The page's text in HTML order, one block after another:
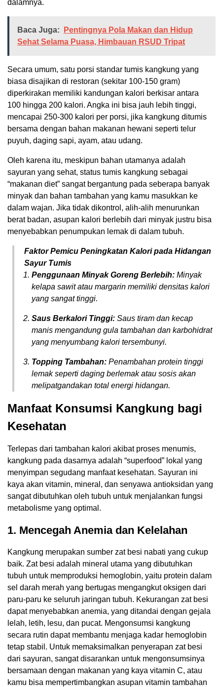
dalamnya.
Baca Juga:
Pentingnya Pola Makan dan Hidup
Sehat Selama Puasa, Himbauan RSUD Tripat
Secara umum, satu porsi standar tumis kangkung yang
biasa disajikan di restoran (sekitar 100-150 gram)
diperkirakan memiliki kandungan kalori berkisar antara
100 hingga 200 kalori. Angka ini bisa jauh lebih tinggi,
mencapai 250-300 kalori per porsi, jika kangkung ditumis
bersama dengan bahan makanan hewani seperti telur
puyuh, daging sapi, ayam, atau udang.
Oleh karena itu, meskipun bahan utamanya adalah
sayuran yang sehat, status tumis kangkung sebagai
“makanan diet” sangat bergantung pada seberapa banyak
minyak dan bahan tambahan yang kamu masukkan ke
dalam wajan. Jika tidak dikontrol, alih-alih menurunkan
berat badan, asupan kalori berlebih dari minyak justru bisa
menyebabkan penumpukan lemak di dalam tubuh.
Faktor Pemicu Peningkatan Kalori pada Hidangan
Sayur Tumis
Penggunaan Minyak Goreng Berlebih: Minyak
kelapa sawit atau margarin memiliki densitas kalori
yang sangat tinggi.
Saus Berkalori Tinggi: Saus tiram dan kecap
manis mengandung gula tambahan dan karbohidrat
yang menyumbang kalori tersembunyi.
Topping Tambahan: Penambahan protein tinggi
lemak seperti daging berlemak atau sosis akan
melipatgandakan total energi hidangan.
Manfaat Konsumsi Kangkung bagi
Kesehatan
Terlepas dari tambahan kalori akibat proses menumis,
kangkung pada dasarnya adalah “superfood” lokal yang
menyimpan segudang manfaat kesehatan. Sayuran ini
kaya akan vitamin, mineral, dan senyawa antioksidan yang
sangat dibutuhkan oleh tubuh untuk menjalankan fungsi
metabolisme yang optimal.
1. Mencegah Anemia dan Kelelahan
Kangkung merupakan sumber zat besi nabati yang cukup
baik. Zat besi adalah mineral utama yang dibutuhkan
tubuh untuk memproduksi hemoglobin, yaitu protein dalam
sel darah merah yang bertugas mengangkut oksigen dari
paru-paru ke seluruh jaringan tubuh. Kekurangan zat besi
dapat menyebabkan anemia, yang ditandai dengan gejala
lelah, letih, lesu, dan pucat. Mengonsumsi kangkung
secara rutin dapat membantu menjaga kadar hemoglobin
tetap stabil. Untuk memaksimalkan penyerapan zat besi
dari sayuran, sangat disarankan untuk mengonsumsinya
bersamaan dengan makanan yang kaya vitamin C, atau
kamu bisa mempertimbangkan asupan vitamin tambahan